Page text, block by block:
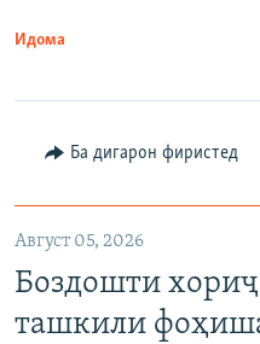
Идома
Ба дигарон фиристед
Август 05, 2026
Боздошти
ташкили